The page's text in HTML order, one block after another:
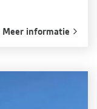
Meer informatie